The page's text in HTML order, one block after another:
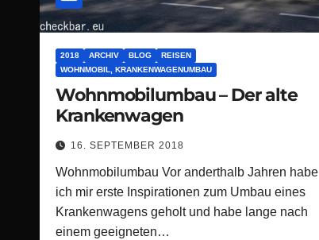
2018 ARCHIV BLOG
REISEN
WOHNMOBIL, KRANKENWAGENUMBAU
Wohnmobilumbau – Der alte
Krankenwagen
16. SEPTEMBER 2018
Wohnmobilumbau Vor anderthalb Jahren habe
ich mir erste Inspirationen zum Umbau eines
Krankenwagens geholt und habe lange nach
einem geeigneten…